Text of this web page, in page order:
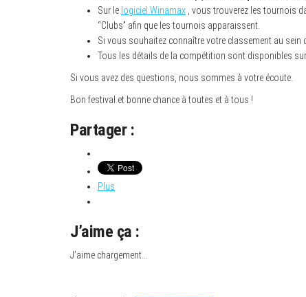
Sur le logiciel Winamax , vous trouverez les tournois
“Clubs” afin que les tournois apparaissent.
Si vous souhaitez connaître votre classement au sein
Tous les détails de la compétition sont disponibles
Si vous avez des questions, nous sommes à votre écoute.
Bon festival et bonne chance à toutes et à tous !
Partager :
Plus
J’aime ça :
J’aime chargement…